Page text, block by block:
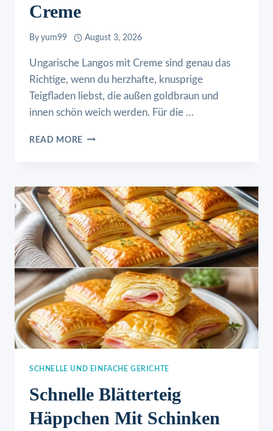
Creme
By yum99 August 3, 2026
Ungarische Langos mit Creme sind genau das
Richtige, wenn du herzhafte, knusprige
Teigfladen liebst, die außen goldbraun und
innen schön weich werden. Für die …
READ MORE UNGARISCHE
SCHNELLE UND EINFACHE GERICHTE
Schnelle Blätterteig
Häppchen Mit Schinken